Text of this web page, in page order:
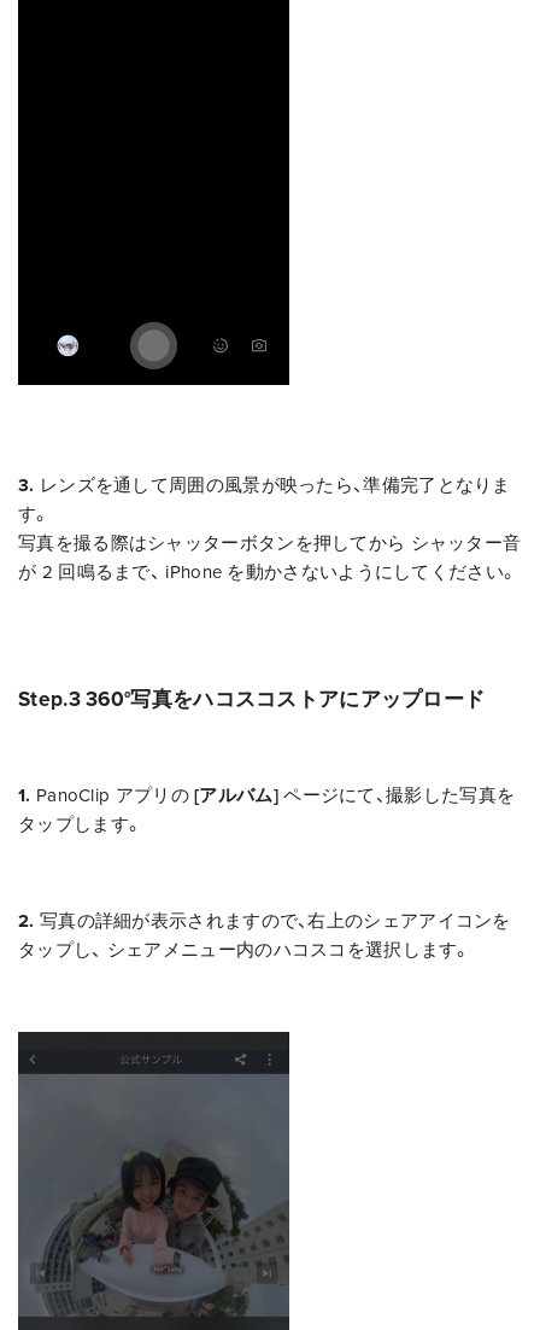
3. レンズを通して周囲の風景が映ったら、準備完了となりま
す。
写真を撮る際はシャッターボタンを押してから シャッター音
が 2 回鳴るまで、 iPhone を動かさないようにしてください。
Step.3 360°写真をハコスコストアにアップロード
1. PanoClip アプリの[アルバム]ページにて、撮影した写真を
タップします。
2. 写真の詳細が表示されますので、右上のシェアアイコンを
タップし、 シェアメニュー内のハコスコを選択します。